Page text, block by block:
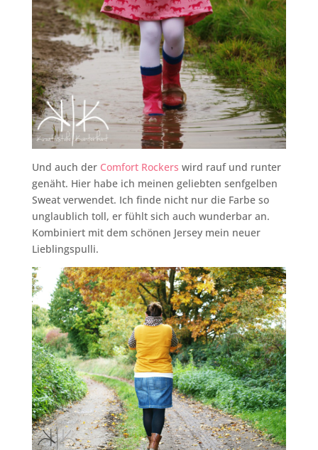
Und auch der Comfort Rockers wird rauf und runter
genäht. Hier habe ich meinen geliebten senfgelben
Sweat verwendet. Ich finde nicht nur die Farbe so
unglaublich toll, er fühlt sich auch wunderbar an.
Kombiniert mit dem schönen Jersey mein neuer
Lieblingspulli.